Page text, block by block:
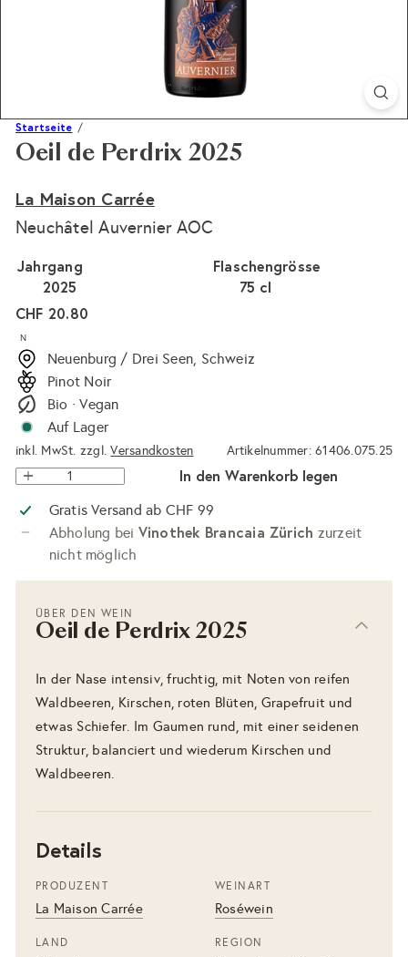
Startseite
Oeil de Perdrix 2025
La Maison Carrée
Neuchâtel Auvernier AOC
Flaschengrösse
75 cl
Jahrgang
2025
Normaler
Preis
CHF 20.80
N
Neuenburg / Drei Seen, Schweiz
Pinot Noir
Bio · Vegan
Auf Lager
inkl. MwSt. zzgl.Versandkosten Artikelnummer: 61406.075.25
In den Warenkorb legen
Gratis Versand ab CHF 99
Abholung bei Vinothek Brancaia Zürich zurzeit
nicht möglich
ÜBER DEN WEIN
Oeil de Perdrix 2025
In der Nase intensiv, fruchtig, mit Noten von reifen
Waldbeeren, Kirschen, roten Blüten, Grapefruit und
etwas Schiefer. Im Gaumen rund, mit einer seidenen
Struktur, balanciert und wiederum Kirschen und
Waldbeeren.
Details
PRODUZENT
La Maison Carrée
WEINART
Roséwein
LAND REGION